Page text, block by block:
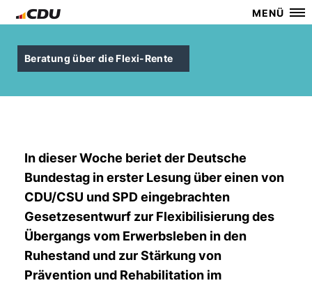
MENÜ
Beratung über die Flexi-Rente
In dieser Woche beriet der Deutsche
Bundestag in erster Lesung über einen von
CDU/CSU und SPD eingebrachten
Gesetzesentwurf zur Flexibilisierung des
Übergangs vom Erwerbsleben in den
Ruhestand und zur Stärkung von
Prävention und Rehabilitation im